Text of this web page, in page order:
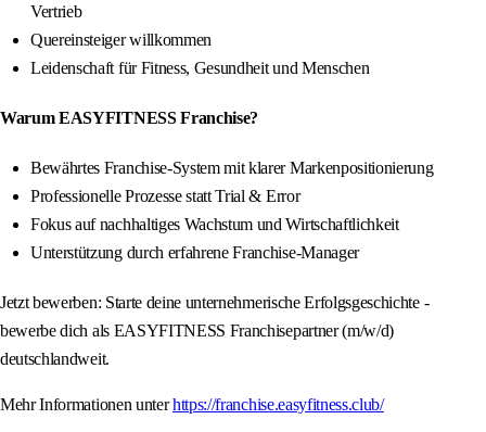
Vertrieb
Quereinsteiger willkommen
Leidenschaft für Fitness, Gesundheit und Menschen
Warum EASYFITNESS Franchise?
Bewährtes Franchise-System mit klarer Markenpositionierung
Professionelle Prozesse statt Trial & Error
Fokus auf nachhaltiges Wachstum und Wirtschaftlichkeit
Unterstützung durch erfahrene Franchise-Manager
Jetzt bewerben: Starte deine unternehmerische Erfolgsgeschichte -
bewerbe dich als EASYFITNESS Franchisepartner (m/w/d)
deutschlandweit.
Mehr Informationen unterhttps://franchise.easyfitness.club/